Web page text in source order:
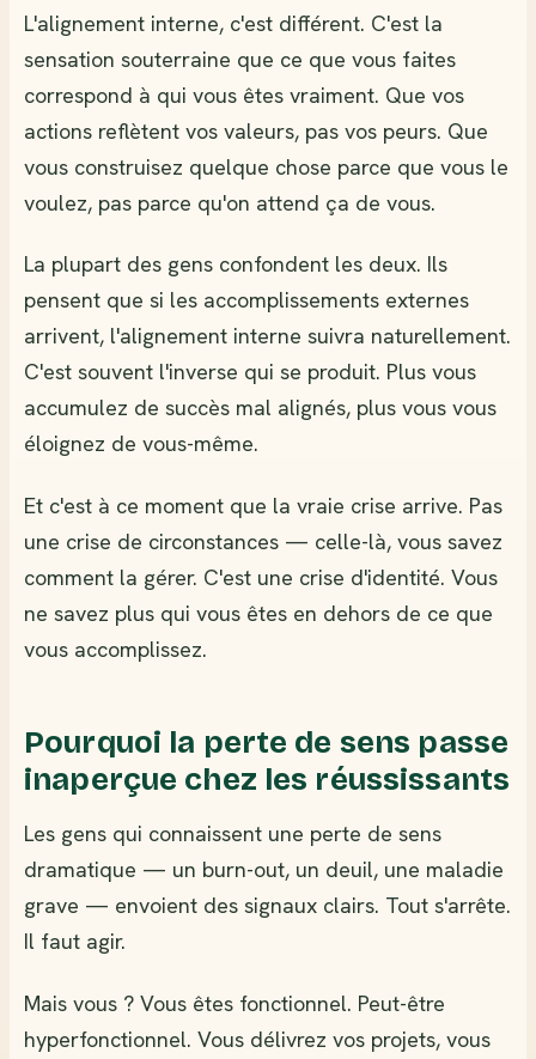
L'alignement interne, c'est différent. C'est la
sensation souterraine que ce que vous faites
correspond à qui vous êtes vraiment. Que vos
actions reflètent vos valeurs, pas vos peurs. Que
vous construisez quelque chose parce que vous le
voulez, pas parce qu'on attend ça de vous.
La plupart des gens confondent les deux. Ils
pensent que si les accomplissements externes
arrivent, l'alignement interne suivra naturellement.
C'est souvent l'inverse qui se produit. Plus vous
accumulez de succès mal alignés, plus vous vous
éloignez de vous-même.
Et c'est à ce moment que la vraie crise arrive. Pas
une crise de circonstances — celle-là, vous savez
comment la gérer. C'est une crise d'identité. Vous
ne savez plus qui vous êtes en dehors de ce que
vous accomplissez.
Pourquoi la perte de sens passe
inaperçue chez les réussissants
Les gens qui connaissent une perte de sens
dramatique — un burn-out, un deuil, une maladie
grave — envoient des signaux clairs. Tout s'arrête.
Il faut agir.
Mais vous ? Vous êtes fonctionnel. Peut-être
hyperfonctionnel. Vous délivrez vos projets, vous